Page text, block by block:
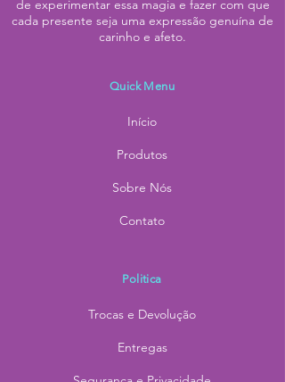
de experimentar essa magia e fazer com que
cada presente seja uma expressão genuína de
carinho e afeto.
Quick Menu
Início
Produtos
Sobre Nós
Contato
Politica
Trocas e Devolução
Entregas